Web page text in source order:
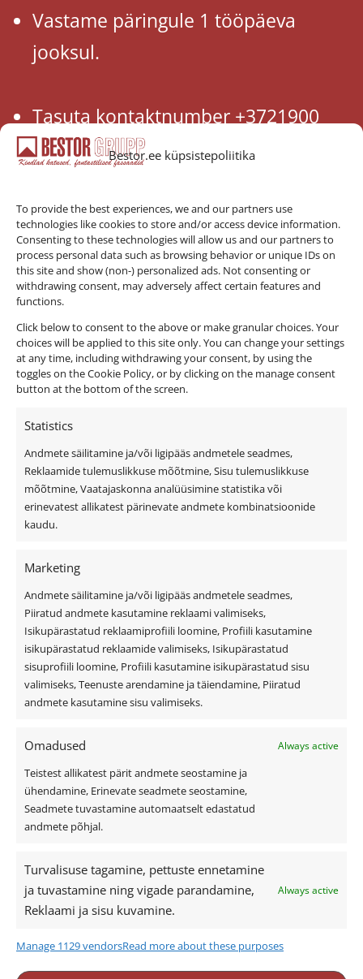
Bestor.ee küpsistepoliitika
To provide the best experiences, we and our partners use
technologies like cookies to store and/or access device information.
Consenting to these technologies will allow us and our partners to
process personal data such as browsing behavior or unique IDs on
this site and show (non-) personalized ads. Not consenting or
withdrawing consent, may adversely affect certain features and
functions.
Click below to consent to the above or make granular choices. Your
choices will be applied to this site only. You can change your settings
at any time, including withdrawing your consent, by using the
toggles on the Cookie Policy, or by clicking on the manage consent
button at the bottom of the screen.
Statistics
Andmete säilitamine ja/või ligipääs andmetele seadmes,
Reklaamide tulemuslikkuse mõõtmine, Sisu tulemuslikkuse
mõõtmine, Vaatajaskonna analüüsimine statistika või
erinevatest allikatest pärinevate andmete kombinatsioonide
kaudu.
Marketing
Andmete säilitamine ja/või ligipääs andmetele seadmes,
Piiratud andmete kasutamine reklaami valimiseks,
Isikupärastatud reklaamiprofiili loomine, Profiili kasutamine
isikupärastatud reklaamide valimiseks, Isikupärastatud
sisuprofiili loomine, Profiili kasutamine isikupärastatud sisu
valimiseks, Teenuste arendamine ja täiendamine, Piiratud
andmete kasutamine sisu valimiseks.
Omadused Always active
Teistest allikatest pärit andmete seostamine ja
ühendamine, Erinevate seadmete seostamine,
Seadmete tuvastamine automaatselt edastatud
andmete põhjal.
Turvalisuse tagamine, pettuste ennetamine
ja tuvastamine ning vigade parandamine,
Reklaami ja sisu kuvamine.
Always active
Manage 1129 vendorsRead more about these purposes
Vastame päringule 1 tööpäeva
jooksul.
Tasuta kontaktnumber +3721900
Privaatsuspoliitika
Küpsiste kasutamise tingimused
Üldtingimused
Viilkatus
Lamekatus
Fassaad ja fassaadiplaadid
Outlet
Interjöör
Katusekalkulaator
Edasimüüjad ja paigaldajad
Eternit ja Cedral ladustamine
Dokumendid
Cedral tehnilised joonised